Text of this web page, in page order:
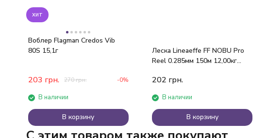
хит
Воблер Flagman Credos Vib
80S 15,1г
203 грн. 270грн. -0%
В наличии
В корзину
Леска Lineaeffe FF NOBU Pro
Reel 0.285мм 150м 12,00кг
202 грн.
В наличии
В корзину